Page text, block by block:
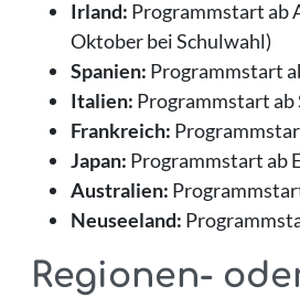
Irland: Programmstart ab
Oktober bei Schulwahl)
Spanien: Programmstart
Italien: Programmstart ab
Frankreich:
Japan: Programmstart ab
Australien:
Neuseeland:
Regionen-